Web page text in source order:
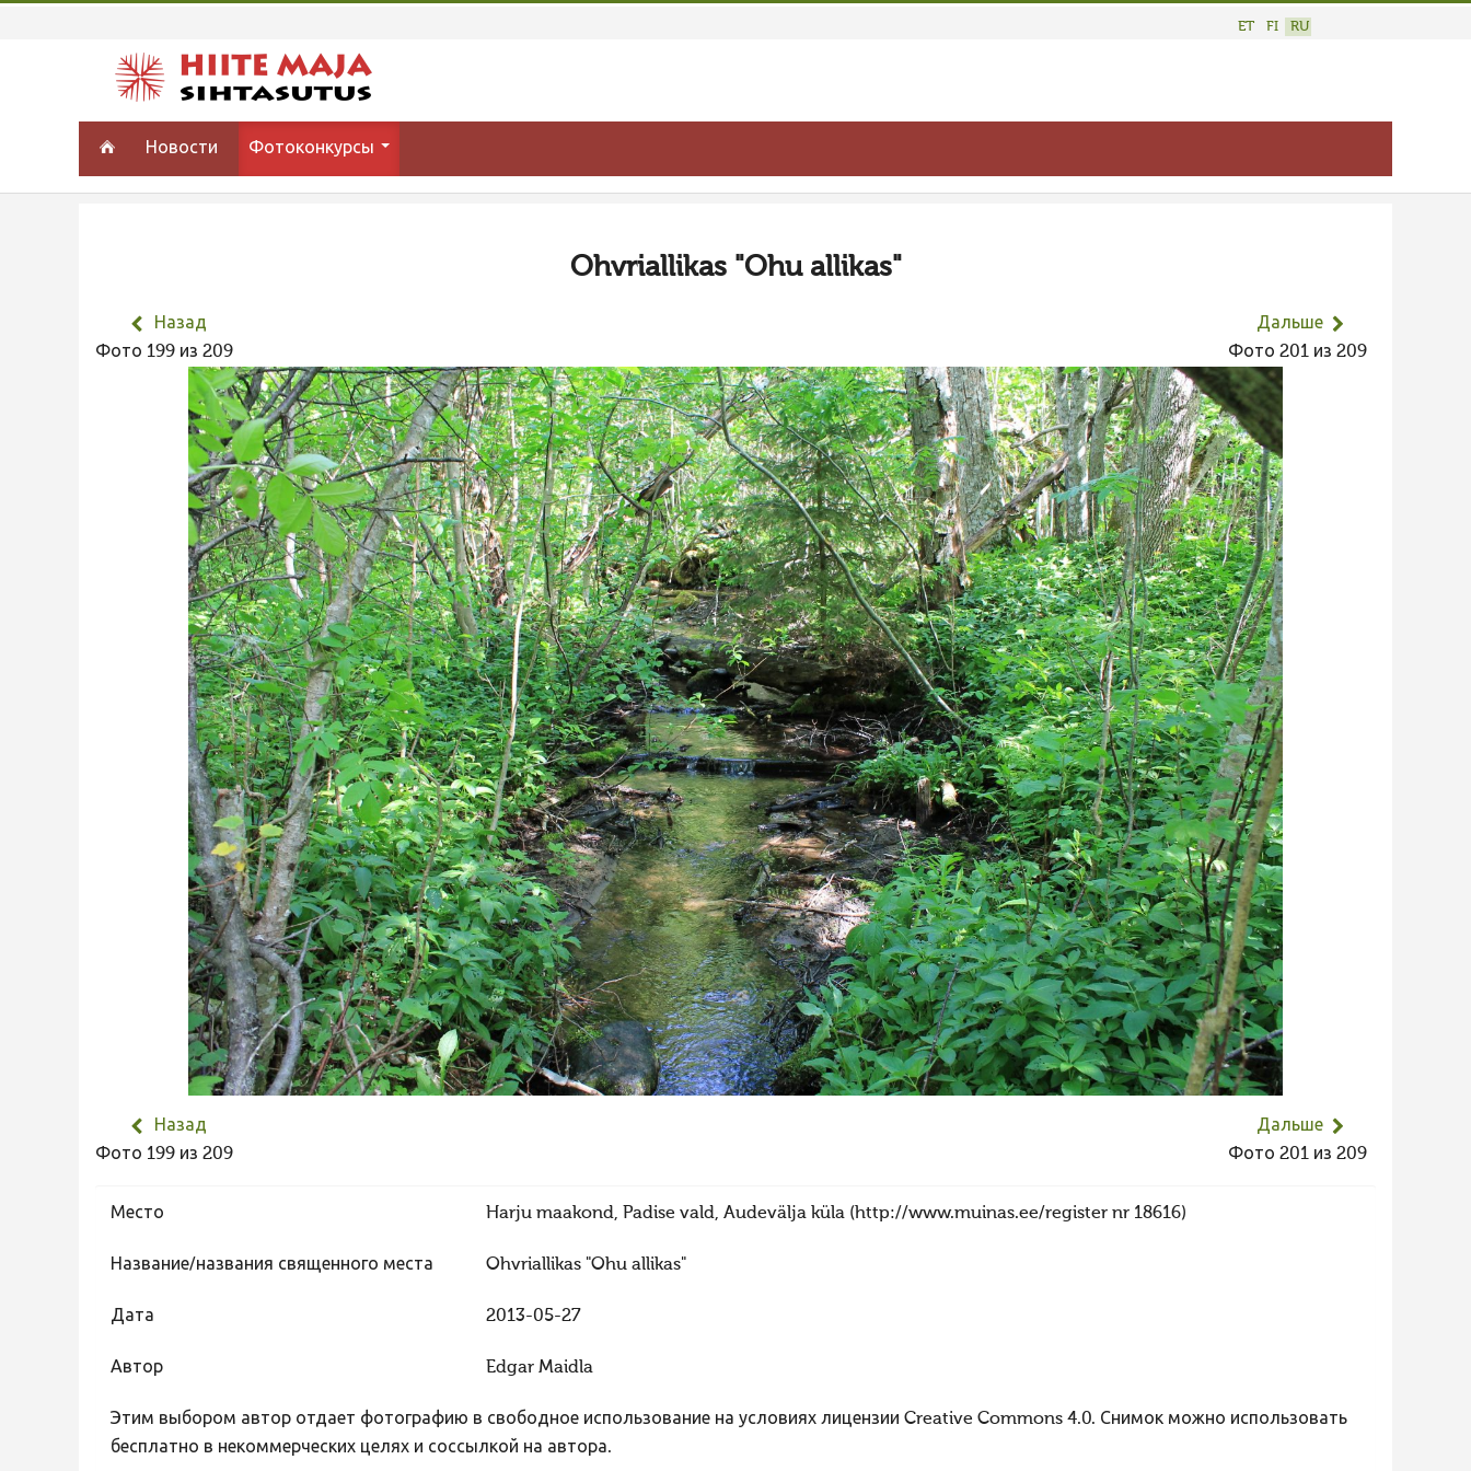
ET FI RU
Новости Фотоконкурсы
Ohvriallikas "Ohu allikas"
Назад
Фото 199 из 209
Дальше
Фото 201 из 209
Назад
Фото 199 из 209
Дальше
Фото 201 из 209
Место Harju maakond, Padise vald, Audevälja küla (http://www.muinas.ee/register nr 18616)
Название/названия священного места Ohvriallikas "Ohu allikas"
Дата 2013-05-27
Автор Edgar Maidla
Этим выбором автор отдает фотографию в свободное использование на условиях лицензии Creative Commons 4.0. Снимок можно использовать
бесплатно в некоммерческих целях и соссылкой на автора.